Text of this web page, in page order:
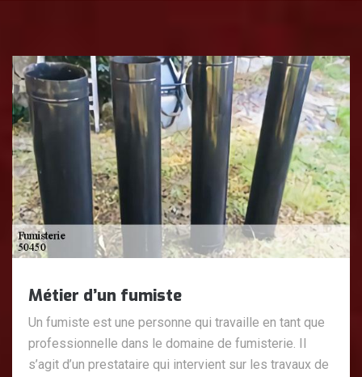
Métier d’un fumiste
Un fumiste est une personne qui travaille en tant que
professionnelle dans le domaine de fumisterie. Il
s’agit d’un prestataire qui intervient sur les travaux de